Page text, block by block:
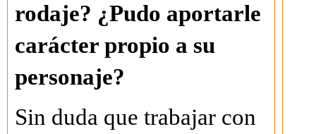
rodaje? ¿Pudo aportarle
carácter propio a su
personaje?
Sin duda que trabajar con